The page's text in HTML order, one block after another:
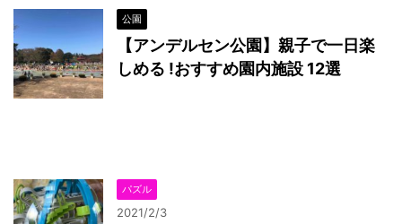
公園
【アンデルセン公園】親子で一日楽
しめる !おすすめ園内施設 12選
パズル
2021/2/3